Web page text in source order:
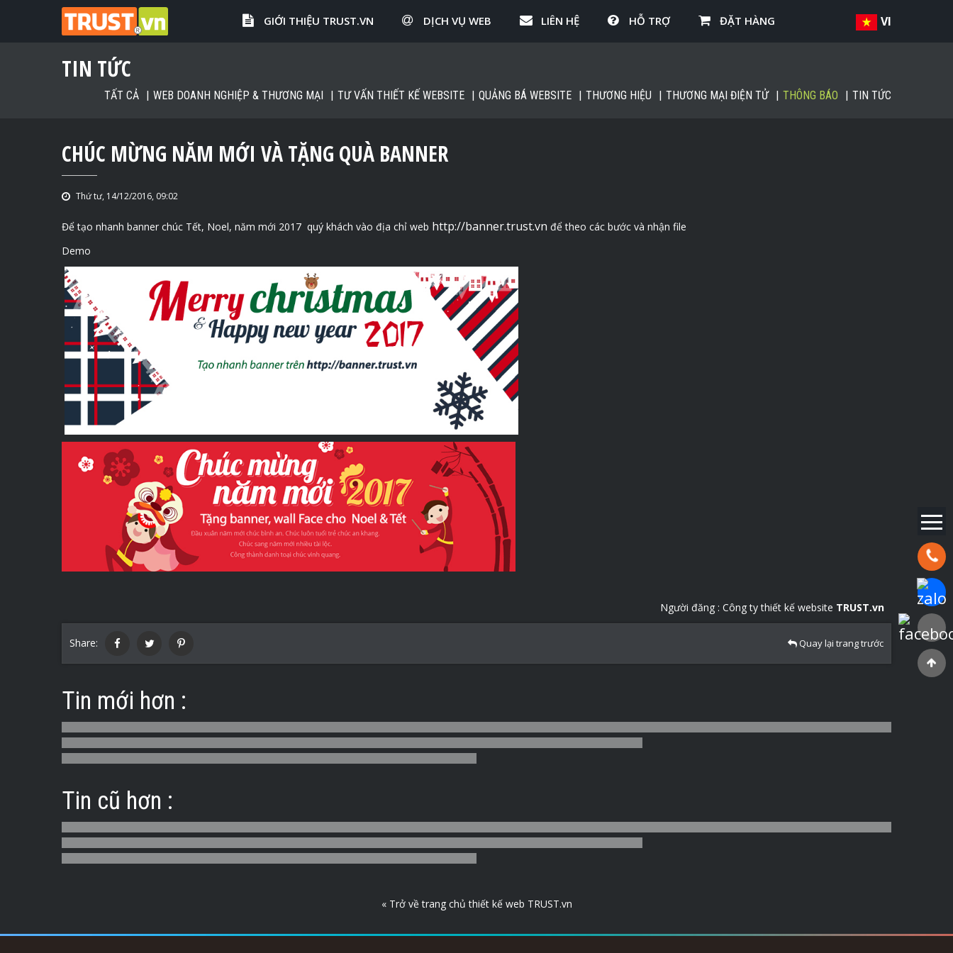
GIỚI THIỆU TRUST.VN DỊCH VỤ WEB LIÊN HỆ HỖ TRỢ ĐẶT HÀNG VI
Hotline:
Chat
TIN TỨC
TẤT CẢ WEB DOANH NGHIỆP & THƯƠNG MẠI TƯ VẤN THIẾT KẾ WEBSITE QUẢNG BÁ WEBSITE THƯƠNG HIỆU THƯƠNG MẠI ĐIỆN TỬ THÔNG BÁO TIN TỨC
CHÚC MỪNG NĂM MỚI VÀ TẶNG QUÀ BANNER
Thứ tư, 14/12/2016, 09:02
Để tạo nhanh banner chúc Tết, Noel, năm mới 2017 quý khách vào địa chỉ web http://banner.trust.vn để theo các bước và nhận file
Demo
Người đăng : Công ty thiết kế website TRUST.vn
Share: Quay lại trang trước
Tin mới hơn :
Tin cũ hơn :
« Trở về trang chủ thiết kế web TRUST.vn